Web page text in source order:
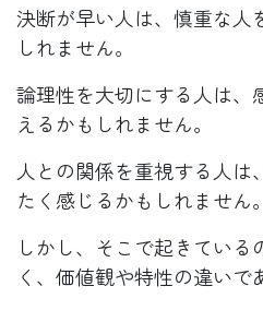
決断が早い人は、慎重な人
しれません。
論理性を大切にする人は、
えるかもしれません。
人との関係を重視する人は
たく感じるかもしれません。
しかし、そこで起きている
く、価値観や特性の違いで